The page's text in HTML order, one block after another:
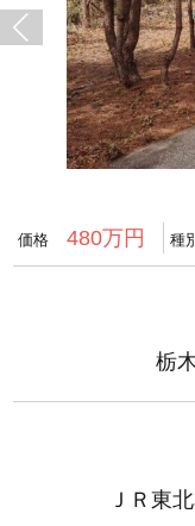
価格 480万円 種
栃
ＪＲ東